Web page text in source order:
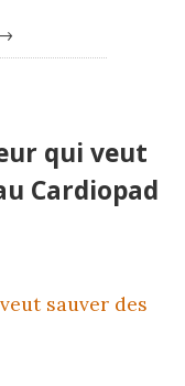
qui veut
Cardiopad